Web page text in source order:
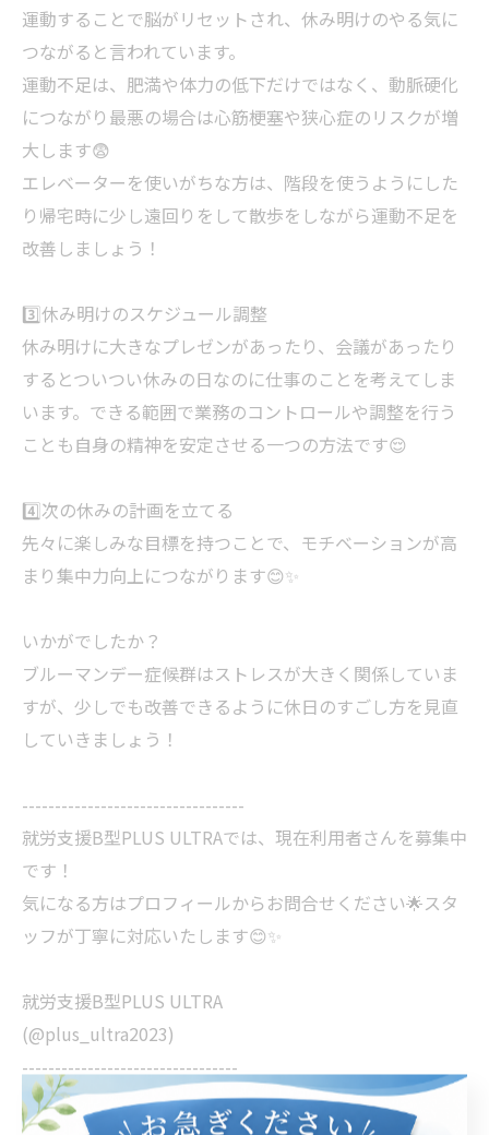
運動することで脳がリセットされ、休み明けのやる気に
つながると言われています。
運動不足は、肥満や体力の低下だけではなく、動脈硬化
につながり最悪の場合は心筋梗塞や狭心症のリスクが増
大します😨
エレベーターを使いがちな方は、階段を使うようにした
り帰宅時に少し遠回りをして散歩をしながら運動不足を
改善しましょう！
3️⃣休み明けのスケジュール調整
休み明けに大きなプレゼンがあったり、会議があったり
するとついつい休みの日なのに仕事のことを考えてしま
います。できる範囲で業務のコントロールや調整を行う
ことも自身の精神を安定させる一つの方法です😌
4️⃣次の休みの計画を立てる
先々に楽しみな目標を持つことで、モチベーションが高
まり集中力向上につながります😊✨
いかがでしたか？
ブルーマンデー症候群はストレスが大きく関係していま
すが、少しでも改善できるように休日のすごし方を見直
していきましょう！
----------------------------------
就労支援B型PLUS ULTRAでは、現在利用者さんを募集中
です！
気になる方はプロフィールからお問合せください🌟スタ
ッフが丁寧に対応いたします😊✨
就労支援B型PLUS ULTRA
(@plus_ultra2023)
---------------------------------
#ブルーマンデー症候群 #ブルーマンデー #休日の過